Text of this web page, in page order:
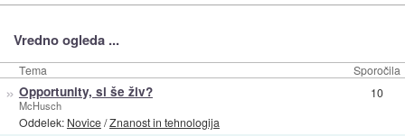
Vredno ogleda ...
Tema Sporočila
» Opportunity, si še živ?
McHusch
Oddelek: Novice/Znanost in tehnologija
10